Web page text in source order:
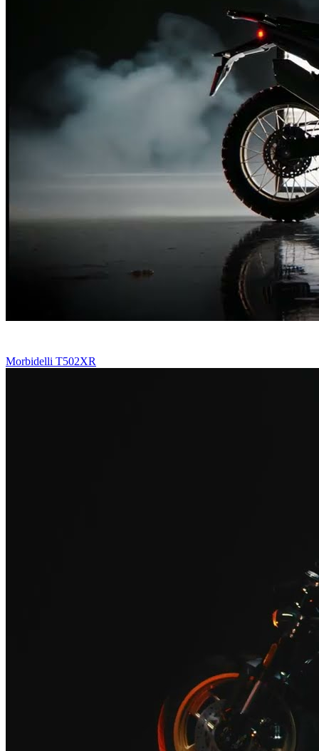
Morbidelli T502XR